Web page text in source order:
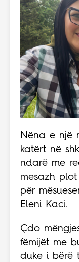
Nëna e një
katërt në
ndarë me
mesazh
për
Eleni Kaci.
Çdo
fëmijët me
duke i bërë